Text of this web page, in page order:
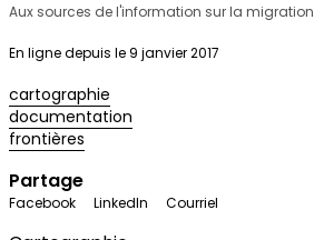
Aux sources de l'information sur la migration
En ligne depuis le 9 janvier 2017
cartographie
documentation
frontières
Partage
Facebook LinkedIn Courriel